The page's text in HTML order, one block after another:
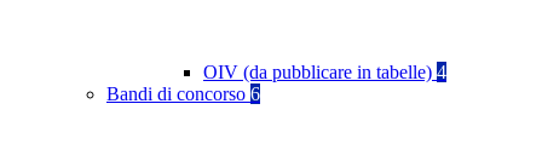
OIV (da pubblicare in tabelle) 4
Bandi di concorso 6